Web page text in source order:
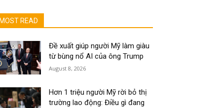
MOST READ
Đề xuất giúp người Mỹ làm giàu
từ bùng nổ AI của ông Trump
August 8, 2026
Hơn 1 triệu người Mỹ rời bỏ thị
trường lao động: Điều gì đang